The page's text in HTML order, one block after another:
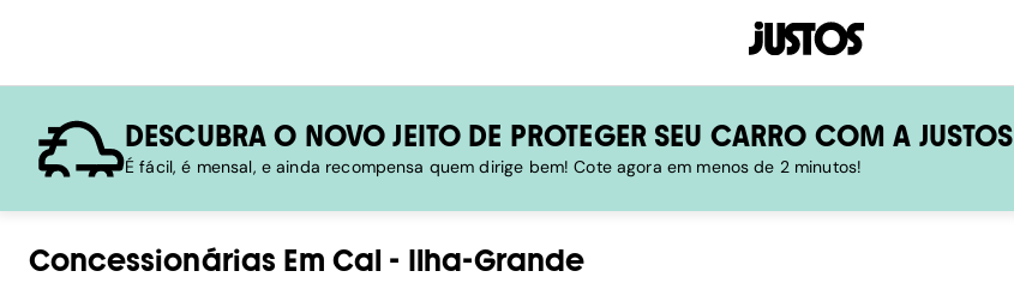
DESCUBRA O NOVO JEITO DE PROTEGER SEU CARRO COM A JUSTOS
É fácil, é mensal, e ainda recompensa quem dirige bem! Cote agora em menos de 2 minutos!
Concessionárias Em Cal - Ilha-Grande